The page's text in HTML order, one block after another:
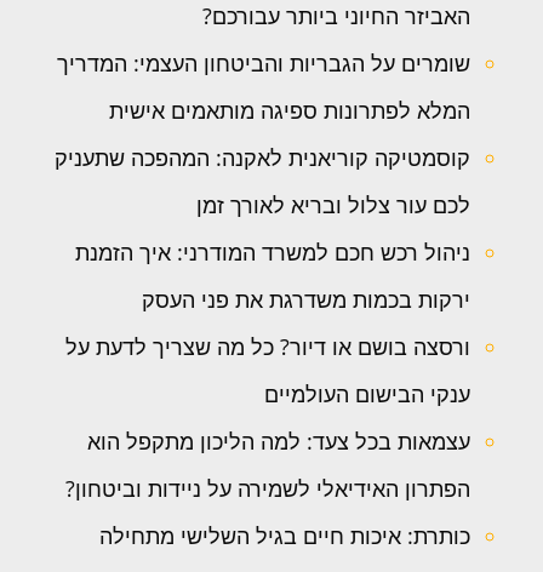
האביזר החיוני ביותר עבורכם?
שומרים על הגבריות והביטחון העצמי: המדריך
המלא לפתרונות ספיגה מותאמים אישית
קוסמטיקה קוריאנית לאקנה: המהפכה שתעניק
לכם עור צלול ובריא לאורך זמן
ניהול רכש חכם למשרד המודרני: איך הזמנת
ירקות בכמות משדרגת את פני העסק
ורסצה בושם או דיור? כל מה שצריך לדעת על
ענקי הבישום העולמיים
עצמאות בכל צעד: למה הליכון מתקפל הוא
הפתרון האידיאלי לשמירה על ניידות וביטחון?
כותרת: איכות חיים בגיל השלישי מתחילה